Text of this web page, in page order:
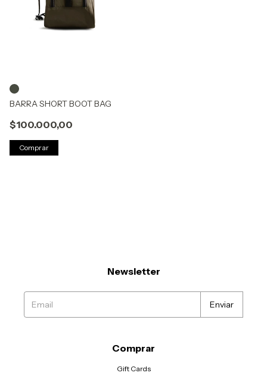
BARRA SHORT BOOT BAG
$100.000,00
Comprar
Newsletter
Comprar
Gift Cards